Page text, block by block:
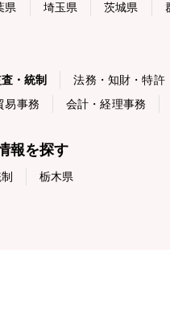
県 埼玉県 茨城県
・統制 法務・知財・特許
易事務 会計・経理事務
報を探す
栃木県